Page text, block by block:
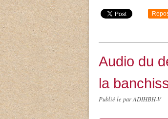
Audio du
la
Publié le par ADIHBH-V